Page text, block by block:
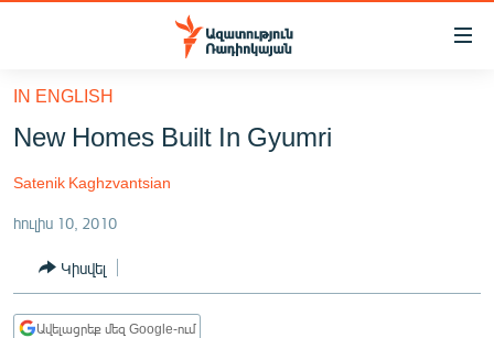
Մատչելիության
հիմնական
բովանդակությանը
հիմնական
մենյուին
ՔԱՂԱՔԱԿԱՆ
ԸՆՏՐՈՒԹՅՈՒՆՆԵՐ 2026
ԻՐԱՎՈՒՆՔ
ՀԱՍԱՐԱԿՈՒԹՅՈՒՆ
IN ENGLISH
New Homes Built In Gyumri
Satenik Kaghzvantsian
հուլիս 10, 2010
Կիսվել
Ավելացրեք մեզ Google-ում